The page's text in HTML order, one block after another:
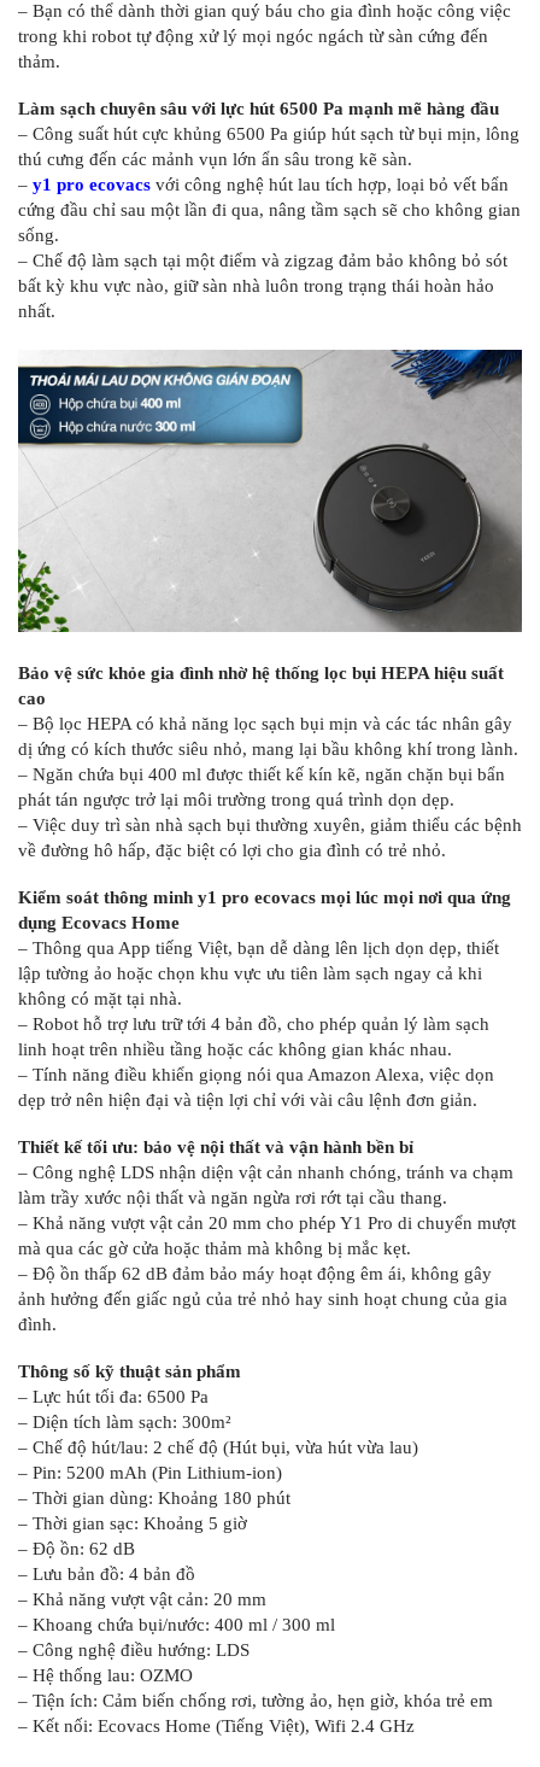
– Bạn có thể dành thời gian quý báu cho gia đình hoặc công việc
trong khi robot tự động xử lý mọi ngóc ngách từ sàn cứng đến
thảm.
Làm sạch chuyên sâu với lực hút 6500 Pa mạnh mẽ hàng đầu
– Công suất hút cực khủng 6500 Pa giúp hút sạch từ bụi mịn, lông
thú cưng đến các mảnh vụn lớn ẩn sâu trong kẽ sàn.
– y1 pro ecovacs với công nghệ hút lau tích hợp, loại bỏ vết bẩn
cứng đầu chỉ sau một lần đi qua, nâng tầm sạch sẽ cho không gian
sống.
– Chế độ làm sạch tại một điểm và zigzag đảm bảo không bỏ sót
bất kỳ khu vực nào, giữ sàn nhà luôn trong trạng thái hoàn hảo
nhất.
Bảo vệ sức khỏe gia đình nhờ hệ thống lọc bụi HEPA hiệu suất
cao
– Bộ lọc HEPA có khả năng lọc sạch bụi mịn và các tác nhân gây
dị ứng có kích thước siêu nhỏ, mang lại bầu không khí trong lành.
– Ngăn chứa bụi 400 ml được thiết kế kín kẽ, ngăn chặn bụi bẩn
phát tán ngược trở lại môi trường trong quá trình dọn dẹp.
– Việc duy trì sàn nhà sạch bụi thường xuyên, giảm thiểu các bệnh
về đường hô hấp, đặc biệt có lợi cho gia đình có trẻ nhỏ.
Kiểm soát thông minh y1 pro ecovacs mọi lúc mọi nơi qua ứng
dụng Ecovacs Home
– Thông qua App tiếng Việt, bạn dễ dàng lên lịch dọn dẹp, thiết
lập tường ảo hoặc chọn khu vực ưu tiên làm sạch ngay cả khi
không có mặt tại nhà.
– Robot hỗ trợ lưu trữ tới 4 bản đồ, cho phép quản lý làm sạch
linh hoạt trên nhiều tầng hoặc các không gian khác nhau.
– Tính năng điều khiển giọng nói qua Amazon Alexa, việc dọn
dẹp trở nên hiện đại và tiện lợi chỉ với vài câu lệnh đơn giản.
Thiết kế tối ưu: bảo vệ nội thất và vận hành bền bỉ
– Công nghệ LDS nhận diện vật cản nhanh chóng, tránh va chạm
làm trầy xước nội thất và ngăn ngừa rơi rớt tại cầu thang.
– Khả năng vượt vật cản 20 mm cho phép Y1 Pro di chuyển mượt
mà qua các gờ cửa hoặc thảm mà không bị mắc kẹt.
– Độ ồn thấp 62 dB đảm bảo máy hoạt động êm ái, không gây
ảnh hưởng đến giấc ngủ của trẻ nhỏ hay sinh hoạt chung của gia
đình.
Thông số kỹ thuật sản phẩm
– Lực hút tối đa: 6500 Pa
– Diện tích làm sạch: 300m²
– Chế độ hút/lau: 2 chế độ (Hút bụi, vừa hút vừa lau)
– Pin: 5200 mAh (Pin Lithium-ion)
– Thời gian dùng: Khoảng 180 phút
– Thời gian sạc: Khoảng 5 giờ
– Độ ồn: 62 dB
– Lưu bản đồ: 4 bản đồ
– Khả năng vượt vật cản: 20 mm
– Khoang chứa bụi/nước: 400 ml / 300 ml
– Công nghệ điều hướng: LDS
– Hệ thống lau: OZMO
– Tiện ích: Cảm biến chống rơi, tường ảo, hẹn giờ, khóa trẻ em
– Kết nối: Ecovacs Home (Tiếng Việt), Wifi 2.4 GHz